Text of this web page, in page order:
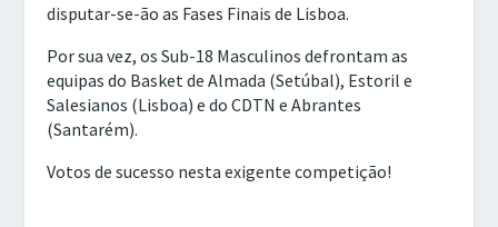
disputar-se-ão as Fases Finais de Lisboa.
Por sua vez, os Sub-18 Masculinos defrontam as
equipas do Basket de Almada (Setúbal), Estoril e
Salesianos (Lisboa) e do CDTN e Abrantes
(Santarém).
Votos de sucesso nesta exigente competição!